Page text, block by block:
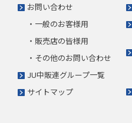
お問い合わせ
・一般のお客様用
・販売店の皆様用
・その他のお問い合わせ
JU中販連グループ一覧
サイトマップ